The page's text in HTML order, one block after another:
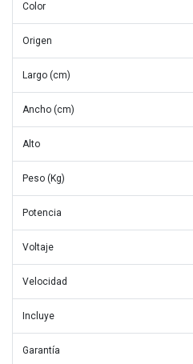
Color
Origen
Largo (cm)
Ancho (cm)
Alto
Peso (Kg)
Potencia
Voltaje
Velocidad
Incluye
Garantía